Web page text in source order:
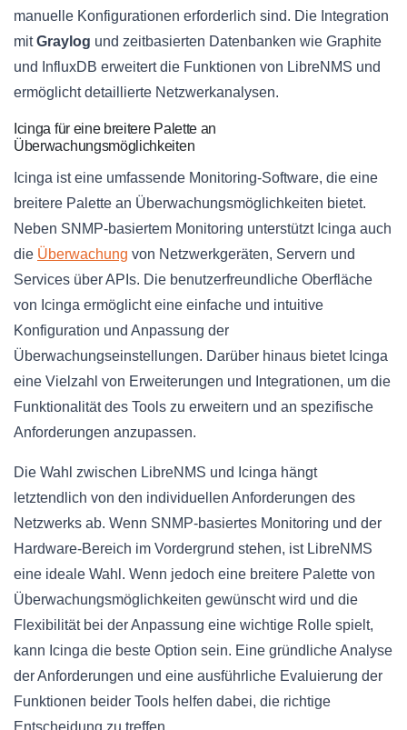
manuelle Konfigurationen erforderlich sind. Die Integration
mitGraylog und zeitbasierten Datenbanken wie Graphite
und InfluxDB erweitert die Funktionen von LibreNMS und
ermöglicht detaillierte Netzwerkanalysen.
Icinga für eine breitere Palette an
Überwachungsmöglichkeiten
Icinga ist eine umfassende Monitoring-Software, die eine
breitere Palette an Überwachungsmöglichkeiten bietet.
Neben SNMP-basiertem Monitoring unterstützt Icinga auch
die Überwachung von Netzwerkgeräten, Servern und
Services über APIs. Die benutzerfreundliche Oberfläche
von Icinga ermöglicht eine einfache und intuitive
Konfiguration und Anpassung der
Überwachungseinstellungen. Darüber hinaus bietet Icinga
eine Vielzahl von Erweiterungen und Integrationen, um die
Funktionalität des Tools zu erweitern und an spezifische
Anforderungen anzupassen.
Die Wahl zwischen LibreNMS und Icinga hängt
letztendlich von den individuellen Anforderungen des
Netzwerks ab. Wenn SNMP-basiertes Monitoring und der
Hardware-Bereich im Vordergrund stehen, ist LibreNMS
eine ideale Wahl. Wenn jedoch eine breitere Palette von
Überwachungsmöglichkeiten gewünscht wird und die
Flexibilität bei der Anpassung eine wichtige Rolle spielt,
kann Icinga die beste Option sein. Eine gründliche Analyse
der Anforderungen und eine ausführliche Evaluierung der
Funktionen beider Tools helfen dabei, die richtige